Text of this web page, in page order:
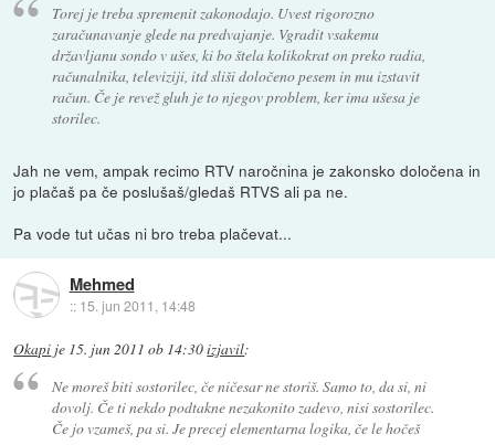
Torej je treba spremenit zakonodajo. Uvest rigorozno
zaračunavanje glede na predvajanje. Vgradit vsakemu
državljanu sondo v ušes, ki bo štela kolikokrat on preko radia,
računalnika, televiziji, itd sliši določeno pesem in mu izstavit
račun. Če je revež gluh je to njegov problem, ker ima ušesa je
storilec.
Jah ne vem, ampak recimo RTV naročnina je zakonsko določena in
jo plačaš pa če poslušaš/gledaš RTVS ali pa ne.
Pa vode tut učas ni bro treba plačevat...
Mehmed
:: 15. jun 2011, 14:48
Okapi je 15. jun 2011 ob 14:30izjavil:
Ne moreš biti sostorilec, če ničesar nestoriš. Samo to, da si, ni
dovolj. Če ti nekdo podtakne nezakonito zadevo, nisi sostorilec.
Če jo vzameš, pa si. Je precej elementarna logika, če le hočeš